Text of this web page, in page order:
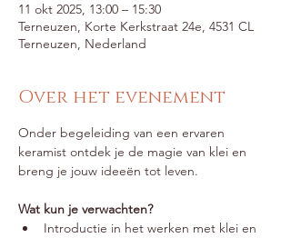
11 okt 2025, 13:00 – 15:30
Terneuzen, Korte Kerkstraat 24e, 4531 CL
Terneuzen, Nederland
Over het evenement
Onder begeleiding van een ervaren
keramist ontdek je de magie van klei en
breng je jouw ideeën tot leven.
Wat kun je verwachten?
Introductie in het werken met klei en